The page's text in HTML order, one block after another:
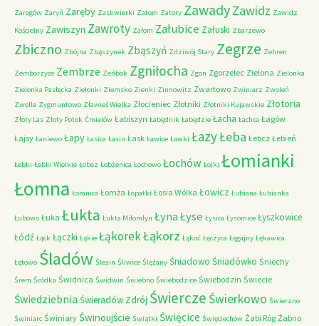
Zarogów Zaryń Zaręby Zaskwierki Zatom Zatory ZawadyZawidz Zawidz
Kościelny Zawiszyn Zawroty Załom Załubice Załuski Zbarzewo
Zbiczno Zbójna Zbąszynek Zbąszyń Zdziwój Stary Zegrze Zehren
Zemborzyce Zembrze Zeńbok Zgniłocha Zgon Zgorzelec Zielona Zielonka
Zielonka Pasłęcka Zielonki Ziemsko Zienki Zinnowitz Zwartowo Zwiniarz Zwoleń
Zwolle Zygmuntowo Zławieś Wielka Złocieniec Złotniki Złotniki Kujawskie Złotoria
Złoty Las Złoty Potok Ćmielów Łabiszyn Łabędnik Łabędzie Łacha Łachca Łagów
Łajsy Łaniewo Łapy Łasica Łasin Łask Ławice Ławki ŁazyŁeba Łebcz Łebień
Łebki Łebki Wielkie Łobez Łobżenica Łochowo Łochów Łojki Łomianki
Łomna Łomnica Łomża Łopatki Łosia Wólka Łowicz Łubiana Łubianka
Łubowo Łuka Łukta Łukta Miłomłyn ŁynaŁyse Łysica Łysomice Łyszkowice
Łódź Łąck Łączki Łąkie ŁąkorekŁąkorz Łąkoć Łęczyca Łęgajny Łękawica
Łętowo Śladów Ślesin Śliwice Ślężany Śniadowo Śniadówko Śniechy
Śrem Śródka Świdnica Świdwin Świebno Świebodzice Świebodzin Świecie
Świedziebnia Świeradów Zdrój Świercze Świerkowo Świerzno
Świniarc Świniary Świnoujście Świątki Święcice Święciechów Żabi Róg Żabno